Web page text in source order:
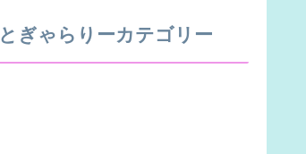
ぎゃらりーカテゴリー